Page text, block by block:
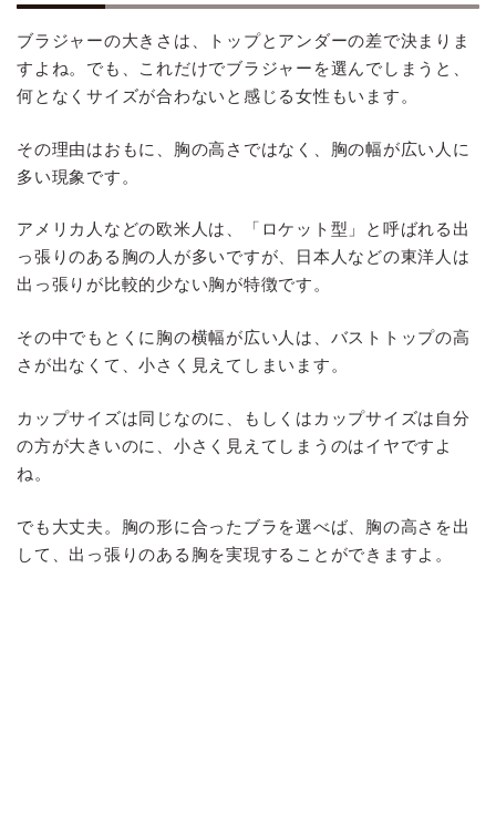
ブラジャーの大きさは、トップとアンダーの差で決まりま
すよね。でも、これだけでブラジャーを選んでしまうと、
何となくサイズが合わないと感じる女性もいます。
その理由はおもに、胸の高さではなく、胸の幅が広い人に
多い現象です。
アメリカ人などの欧米人は、「ロケット型」と呼ばれる出
っ張りのある胸の人が多いですが、日本人などの東洋人は
出っ張りが比較的少ない胸が特徴です。
その中でもとくに胸の横幅が広い人は、バストトップの高
さが出なくて、小さく見えてしまいます。
カップサイズは同じなのに、もしくはカップサイズは自分
の方が大きいのに、小さく見えてしまうのはイヤですよ
ね。
でも大丈夫。胸の形に合ったブラを選べば、胸の高さを出
して、出っ張りのある胸を実現することができますよ。